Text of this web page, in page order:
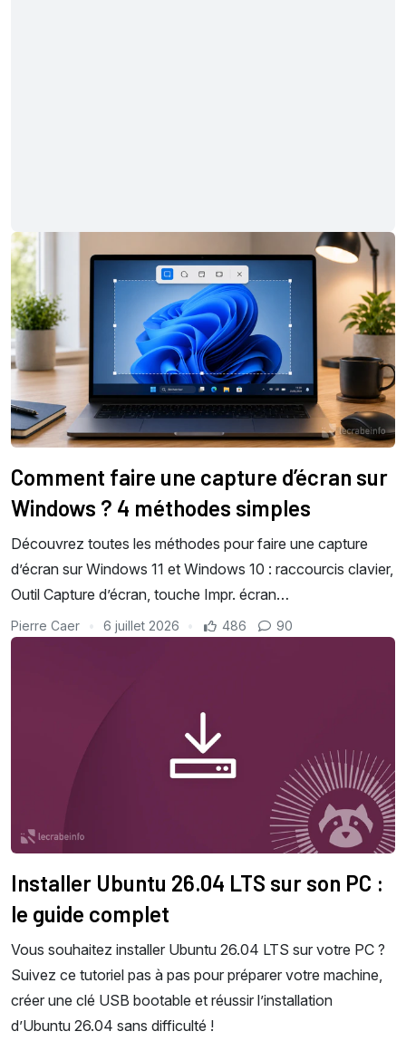
Comment faire une capture d’écran sur
Windows ? 4 méthodes simples
Découvrez toutes les méthodes pour faire une capture
d’écran sur Windows 11 et Windows 10 : raccourcis clavier,
Outil Capture d’écran, touche Impr. écran…
Pierre Caer 6 juillet 2026 486 90
Installer Ubuntu 26.04 LTS sur son PC :
le guide complet
Vous souhaitez installer Ubuntu 26.04 LTS sur votre PC ?
Suivez ce tutoriel pas à pas pour préparer votre machine,
créer une clé USB bootable et réussir l’installation
d’Ubuntu 26.04 sans difficulté !